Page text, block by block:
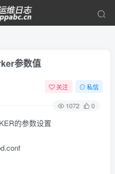
参数值
关注 私信
1072 0
的参数设置